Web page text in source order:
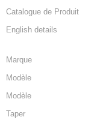
Catalogue de Produit
English details
Marque
Modèle
Modèle
Taper